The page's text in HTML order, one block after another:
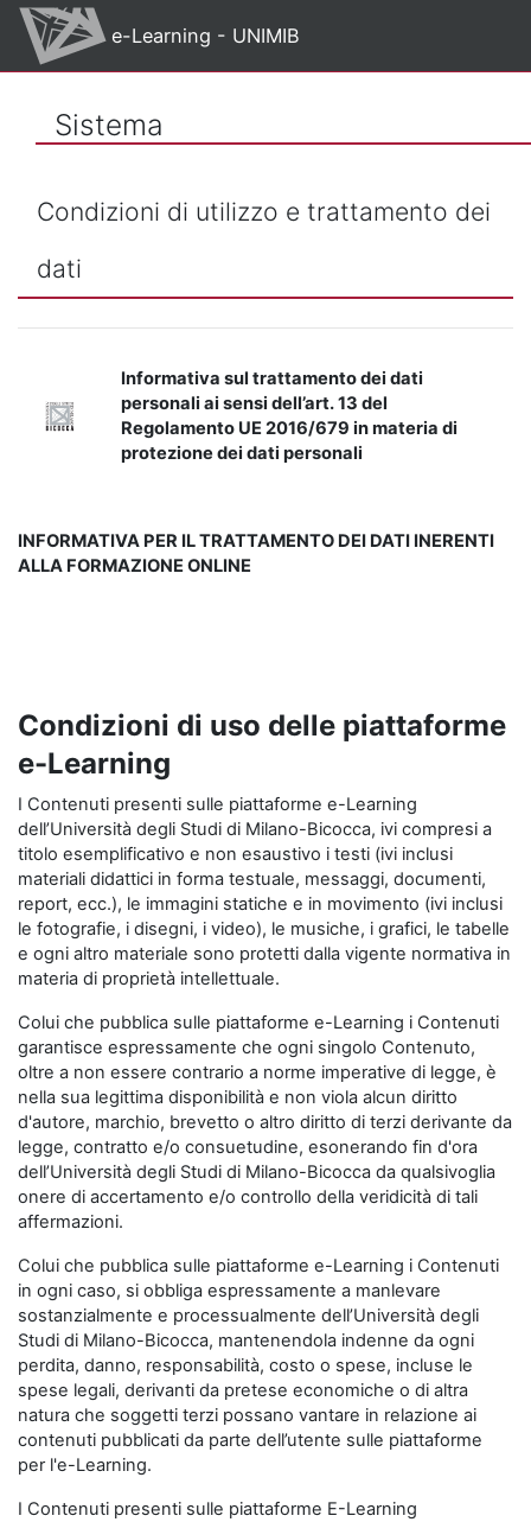
Vai al contenuto principale
e-Learning - UNIMIB
Sistema
Condizioni di utilizzo e trattamento dei
dati
Informativa sul trattamento dei dati
personali ai sensi dell’art. 13 del
Regolamento UE 2016/679 in materia di
protezione dei dati personali
INFORMATIVA PER IL TRATTAMENTO DEI DATI INERENTI
ALLA FORMAZIONE ONLINE
Condizioni di uso delle piattaforme
e-Learning
I Contenuti presenti sulle piattaforme e-Learning
dell’Università degli Studi di Milano-Bicocca, ivi compresi a
titolo esemplificativo e non esaustivo i testi (ivi inclusi
materiali didattici in forma testuale, messaggi, documenti,
report, ecc.), le immagini statiche e in movimento (ivi inclusi
le fotografie, i disegni, i video), le musiche, i grafici, le tabelle
e ogni altro materiale sono protetti dalla vigente normativa in
materia di proprietà intellettuale.
Colui che pubblica sulle piattaforme e-Learning i Contenuti
garantisce espressamente che ogni singolo Contenuto,
oltre a non essere contrario a norme imperative di legge, è
nella sua legittima disponibilità e non viola alcun diritto
d'autore, marchio, brevetto o altro diritto di terzi derivante da
legge, contratto e/o consuetudine, esonerando fin d'ora
dell’Università degli Studi di Milano-Bicocca da qualsivoglia
onere di accertamento e/o controllo della veridicità di tali
affermazioni.
Colui che pubblica sulle piattaforme e-Learning i Contenuti
in ogni caso, si obbliga espressamente a manlevare
sostanzialmente e processualmente dell’Università degli
Studi di Milano-Bicocca, mantenendola indenne da ogni
perdita, danno, responsabilità, costo o spese, incluse le
spese legali, derivanti da pretese economiche o di altra
natura che soggetti terzi possano vantare in relazione ai
contenuti pubblicati da parte dell’utente sulle piattaforme
per l'e-Learning.
I Contenuti presenti sulle piattaforme E-Learning